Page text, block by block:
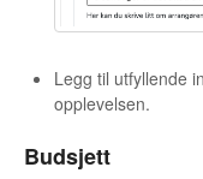
Legg til utfyllende
opplevelsen.
Budsjett